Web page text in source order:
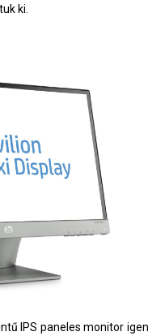
ki.
IPS paneles monitor igen